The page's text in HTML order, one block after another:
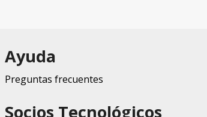
Ayuda
Preguntas frecuentes
Socios Tecnológicos